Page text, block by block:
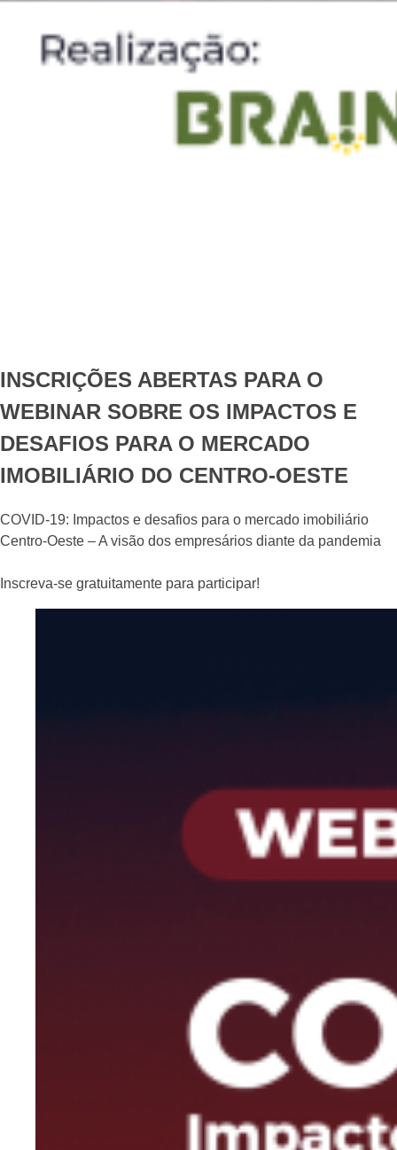
INSCRIÇÕES ABERTAS PARA O
WEBINAR SOBRE OS IMPACTOS E
DESAFIOS PARA O MERCADO
IMOBILIÁRIO DO CENTRO-OESTE
COVID-19: Impactos e desafios para o mercado imobiliário
Centro-Oeste – A visão dos empresários diante da pandemia⠀
Inscreva-se gratuitamente para participar!